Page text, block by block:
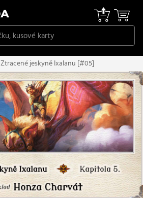
Ztracené jeskyně Ixalanu [#05]